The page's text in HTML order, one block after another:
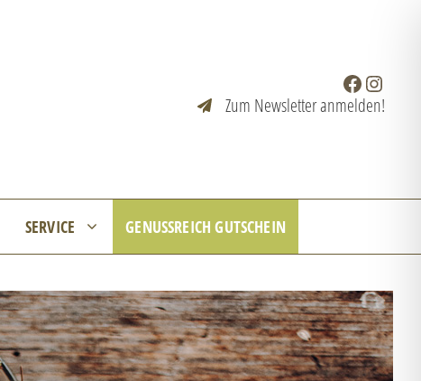
Facebook
Zum Newsletter anmelden!
SERVICE GENUSSREICH GUTSCHEIN